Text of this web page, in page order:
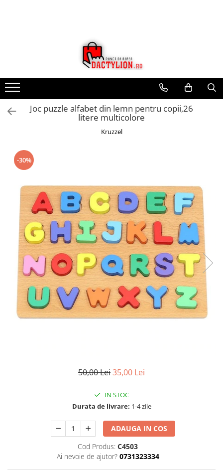
Joc puzzle alfabet din lemn pentru copii,26
litere multicolore
Kruzzel
-30%
50,00 Lei35,00 Lei
IN STOC
Durata de livrare: 1-4 zile
ADAUGA IN COS
Cod Produs: C4503
Ai nevoie de ajutor? 0731323334